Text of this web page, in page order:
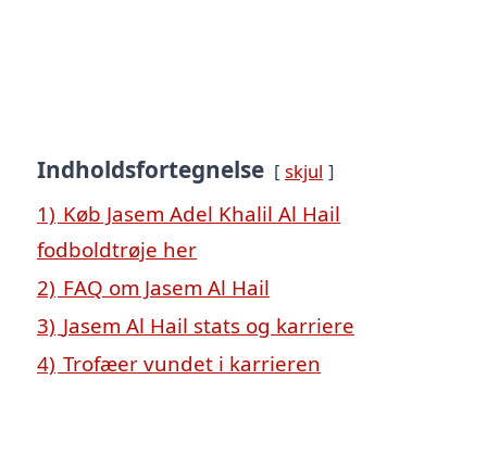
Indholdsfortegnelse skjul
1) Køb Jasem Adel Khalil Al Hail
fodboldtrøje her
2) FAQ om Jasem Al Hail
3) Jasem Al Hail stats og karriere
4) Trofæer vundet i karrieren